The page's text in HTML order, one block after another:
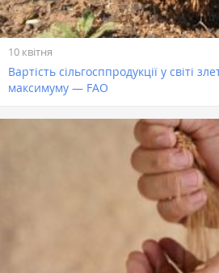
10 квітня
Вартість сільгосппродукції у світі
максимуму — FAO